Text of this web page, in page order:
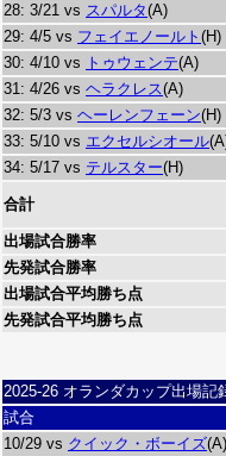
28: 3/21 vs スパルタ(A)
29: 4/5 vs フェイエノールト (H)
30: 4/10 vs トゥウェンテ(A)
31: 4/26 vs ヘラクレス(A)
32: 5/3 vs ヘーレンフェーン(H)
33: 5/10 vs エクセルシオール
34: 5/17 vs テルスター(H)
合計
出場試合勝率
先発試合勝率
出場試合平均勝ち点
先発試合平均勝ち点
2025-26 オランダカップ出場記
試合
10/29 vs クイック・ボーイズ(A)